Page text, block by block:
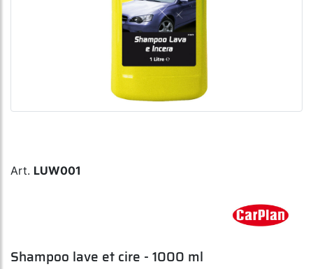
Art. LUW001
Shampoo lave et cire - 1000 ml